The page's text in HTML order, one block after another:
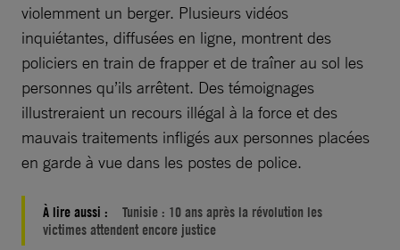
violemment un berger. Plusieurs vidéos
inquiétantes, diffusées en ligne, montrent des
policiers en train de frapper et de traîner au sol les
personnes qu’ils arrêtent. Des témoignages
illustreraient un recours illégal à la force et des
mauvais traitements infligés aux personnes placées
en garde à vue dans les postes de police.
À lire aussi :
Tunisie : 10 ans après la révolution les
victimes attendent encore justice